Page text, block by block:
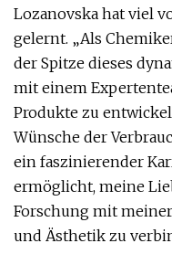
Lozanovska hat viel
gelernt. „Als
der Spitze dieses
mit einem
Produkte zu
Wünsche der
ein faszinierender
ermöglicht, meine
Forschung mit
und Ästhetik zu